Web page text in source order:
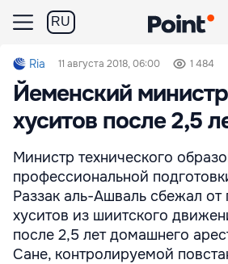
RU
Ria 11 августа 2018, 06:00 1 484
Йеменский
хуситов после 2,5
Министр технического
профессиональной
Раззак аль-Ашваль сбежал от
хуситов из шиитского
после 2,5 лет домашнего
Сане, контролируемой